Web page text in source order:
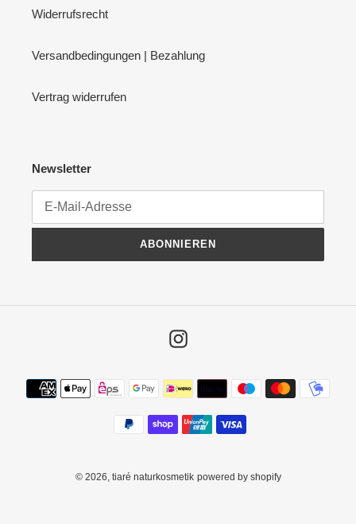
Widerrufsrecht
Versandbedingungen | Bezahlung
Vertrag widerrufen
Newsletter
ABONNIEREN
Instagram
Zahlungsmethoden
© 2026, tiaré naturkosmetik powered by shopify